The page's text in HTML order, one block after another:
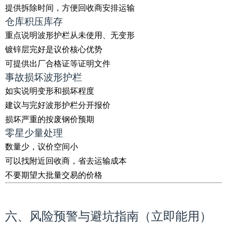
提供拆除时间，方便回收商安排运输
仓库积压库存
重点说明波形护栏从未使用、无变形
镀锌层完好是议价核心优势
可提供出厂合格证等证明文件
事故损坏波形护栏
如实说明变形和损坏程度
建议与完好波形护栏分开报价
损坏严重的按废钢价预期
零星少量处理
数量少，议价空间小
可以找附近回收商，省去运输成本
不要期望大批量交易的价格
六、风险预警与避坑指南（立即能用）